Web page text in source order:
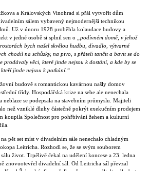
a Královských Vinohrad si přál vytvořit dům
sálem vybavený nejmodernější technikou
Už v únoru 1928 proběhla kolaudace budovy a
v jedné osobě si splnil sen o
„podivném domě, v jehož
bych našel skvělou hudbu, divadlo, výtvarné
chodil na schůzky, na pivo, s přáteli tančit a bavit se do
prodávaly věci, které jinde nejsou k dostání, a kde by se
jinde nejsou k potkání.“
budově s romantickou kavárnou našly domov
třídy. Hospodářská krize na sebe ale nenechala
neblaze se podepsala na stavebním průmyslu. Majiteli
než vzniklé dluhy částečně pokrýt exekučním prodejem
koupila Společnost pro pohřbívání žehem a kulturní
pět set míst v divadelním sále nenechalo chladným
Leitricha. Rozhodl se, že se svým souborem
život. Trpělivě čekal na udělení koncese a 23. ledna
znovuotevřel divadelní sál. Od Leitricha sál převzal